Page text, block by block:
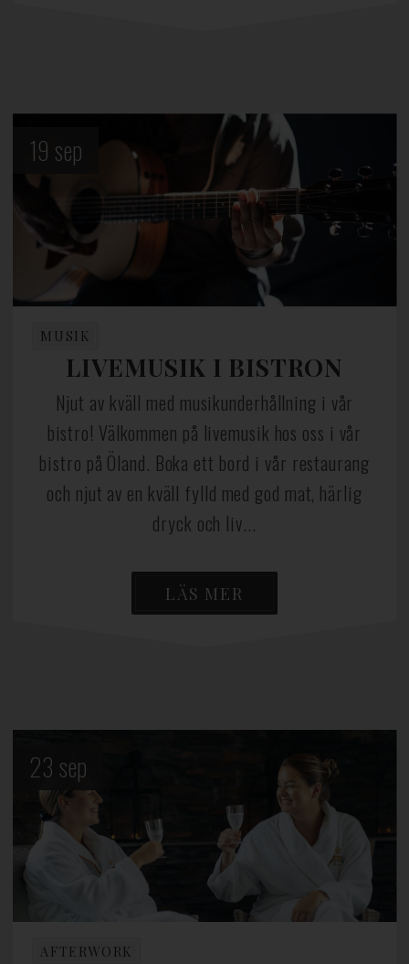
19 sep
MUSIK
LIVEMUSIK I BISTRON
Njut av kväll med musikunderhållning i vår
bistro! Välkommen på livemusik hos oss i vår
bistro på Öland. Boka ett bord i vår restaurang
och njut av en kväll fylld med god mat, härlig
dryck och liv...
LÄS MER
23 sep
AFTERWORK